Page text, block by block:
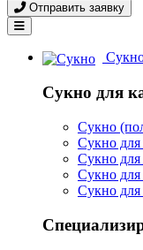
Отправить заявку
Сукно для
Сукно
Сукно для
Сукно для
Сукно для
Сукно